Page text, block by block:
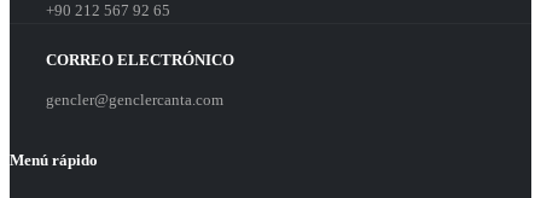
+90 212 567 92 65
CORREO ELECTRÓNICO
gencler@genclercanta.com
Menú rápido